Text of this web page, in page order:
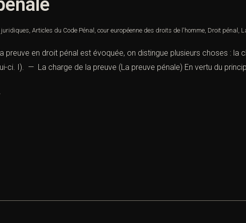
, Articles du Code Pénal , cour européenne des droits de l'homme, Droit pénal ,
preuve en droit pénal est évoquée, on distingue plusieurs choses : la
ci. I). — La charge de la preuve (La preuve pénale) En vertu du